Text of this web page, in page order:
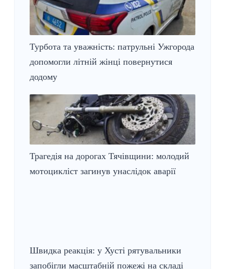
Турбота та уважність: патрульні Ужгорода
допомогли літній жінці повернутися
додому
Трагедія на дорогах Тячівщини: молодий
мотоцикліст загинув унаслідок аварії
Швидка реакція: у Хусті рятувальники
запобігли масштабній пожежі на складі